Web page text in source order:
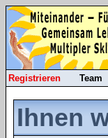
Registrieren Team
Ihnen